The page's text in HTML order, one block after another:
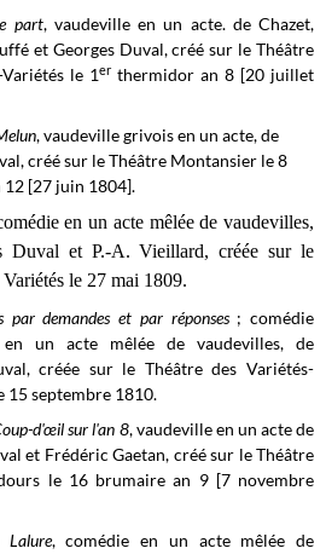
part, vaudeville en un acte. de Chazet,
et Georges Duval, créé sur le Théâtre
le 1er thermidor an 8 [20 juillet
, vaudeville grivois en un acte, de
créé sur leThéâtre Montansier le8
12 [27 juin 1804].
en un acte mêlée de vaudevilles,
Duval et P.-A. Vieillard, créée sur le
le 27 mai 1809.
par demandes et par réponses ; comédie
en un acte mêlée de vaudevilles, de
créée sur le Théâtre des Variétés-
15 septembre 1810.
d'œil sur l'an 8, vaudeville en un acte de
et Frédéric Gaetan, créé sur leThéâtre
le 16 brumaire an 9 [7 novembre
Lalure, comédie en un acte mêlée de